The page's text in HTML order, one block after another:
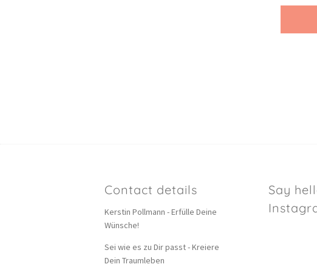
Contact details
Kerstin Pollmann - Erfülle Deine
Wünsche!
Sei wie es zu Dir passt - Kreiere
Dein Traumleben
Say